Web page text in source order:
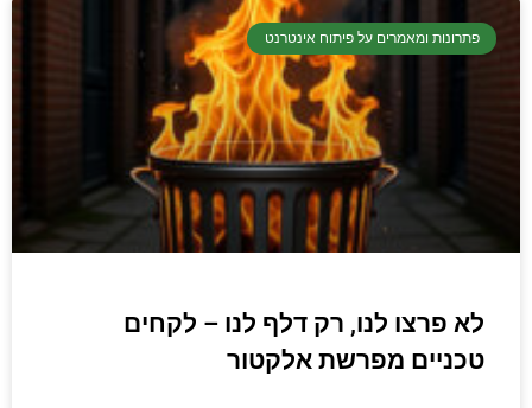
פתרונות ומאמרים על פיתוח אינטרנט
לא פרצו לנו, רק דלף לנו – לקחים
טכניים מפרשת אלקטור